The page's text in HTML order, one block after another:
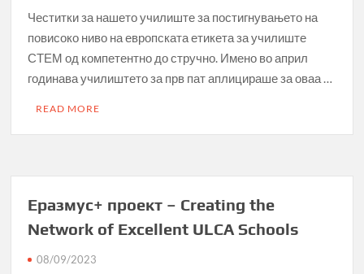
Честитки за нашето училиште за постигнувањето на
повисоко ниво на европската етикета за училиште
СТЕМ од компетентно до стручно. Имено во април
годинава училиштето за прв пат аплицираше за оваа …
READ MORE
Еразмус+ проект – Creating the
Network of Excellent ULCA Schools
08/09/2023